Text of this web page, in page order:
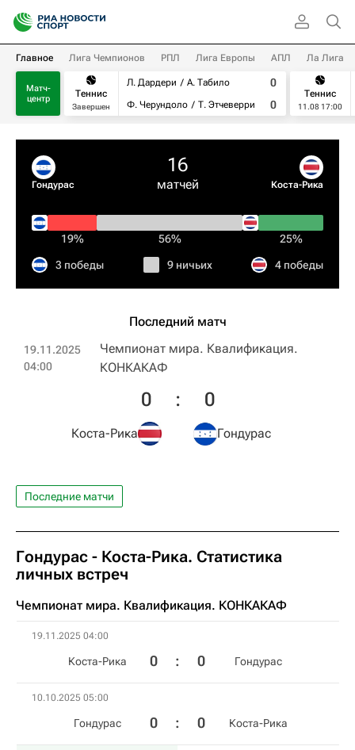
Главное Лига Чемпионов РПЛ Лига Европы АПЛ Ла Лига
Матч-
центр
Теннис
Завершен
Л. Дардери
А. Табило
Ф. Черундоло
Т. Этчеверри
0
0
Теннис
11.08 17:00
Гондурас
16
матчей Коста-Рика
19% 56% 25%
3 победы 9 ничьих 4 победы
Последний матч
19.11.2025
04:00
Чемпионат мира. Квалификация.
КОНКАКАФ
Коста-Рика
0 : 0
Гондурас
Последние матчи
Гондурас - Коста-Рика. Статистика
личных встреч
Чемпионат мира. Квалификация. КОНКАКАФ
19.11.2025 04:00
Коста-Рика 0 : 0 Гондурас
10.10.2025 05:00
Гондурас 0 : 0 Коста-Рика